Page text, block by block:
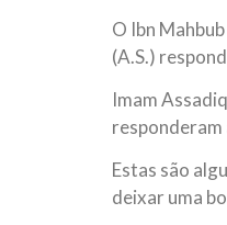
O Ibn
(A.S.)
Imam
responderam
Estas são
deixar uma